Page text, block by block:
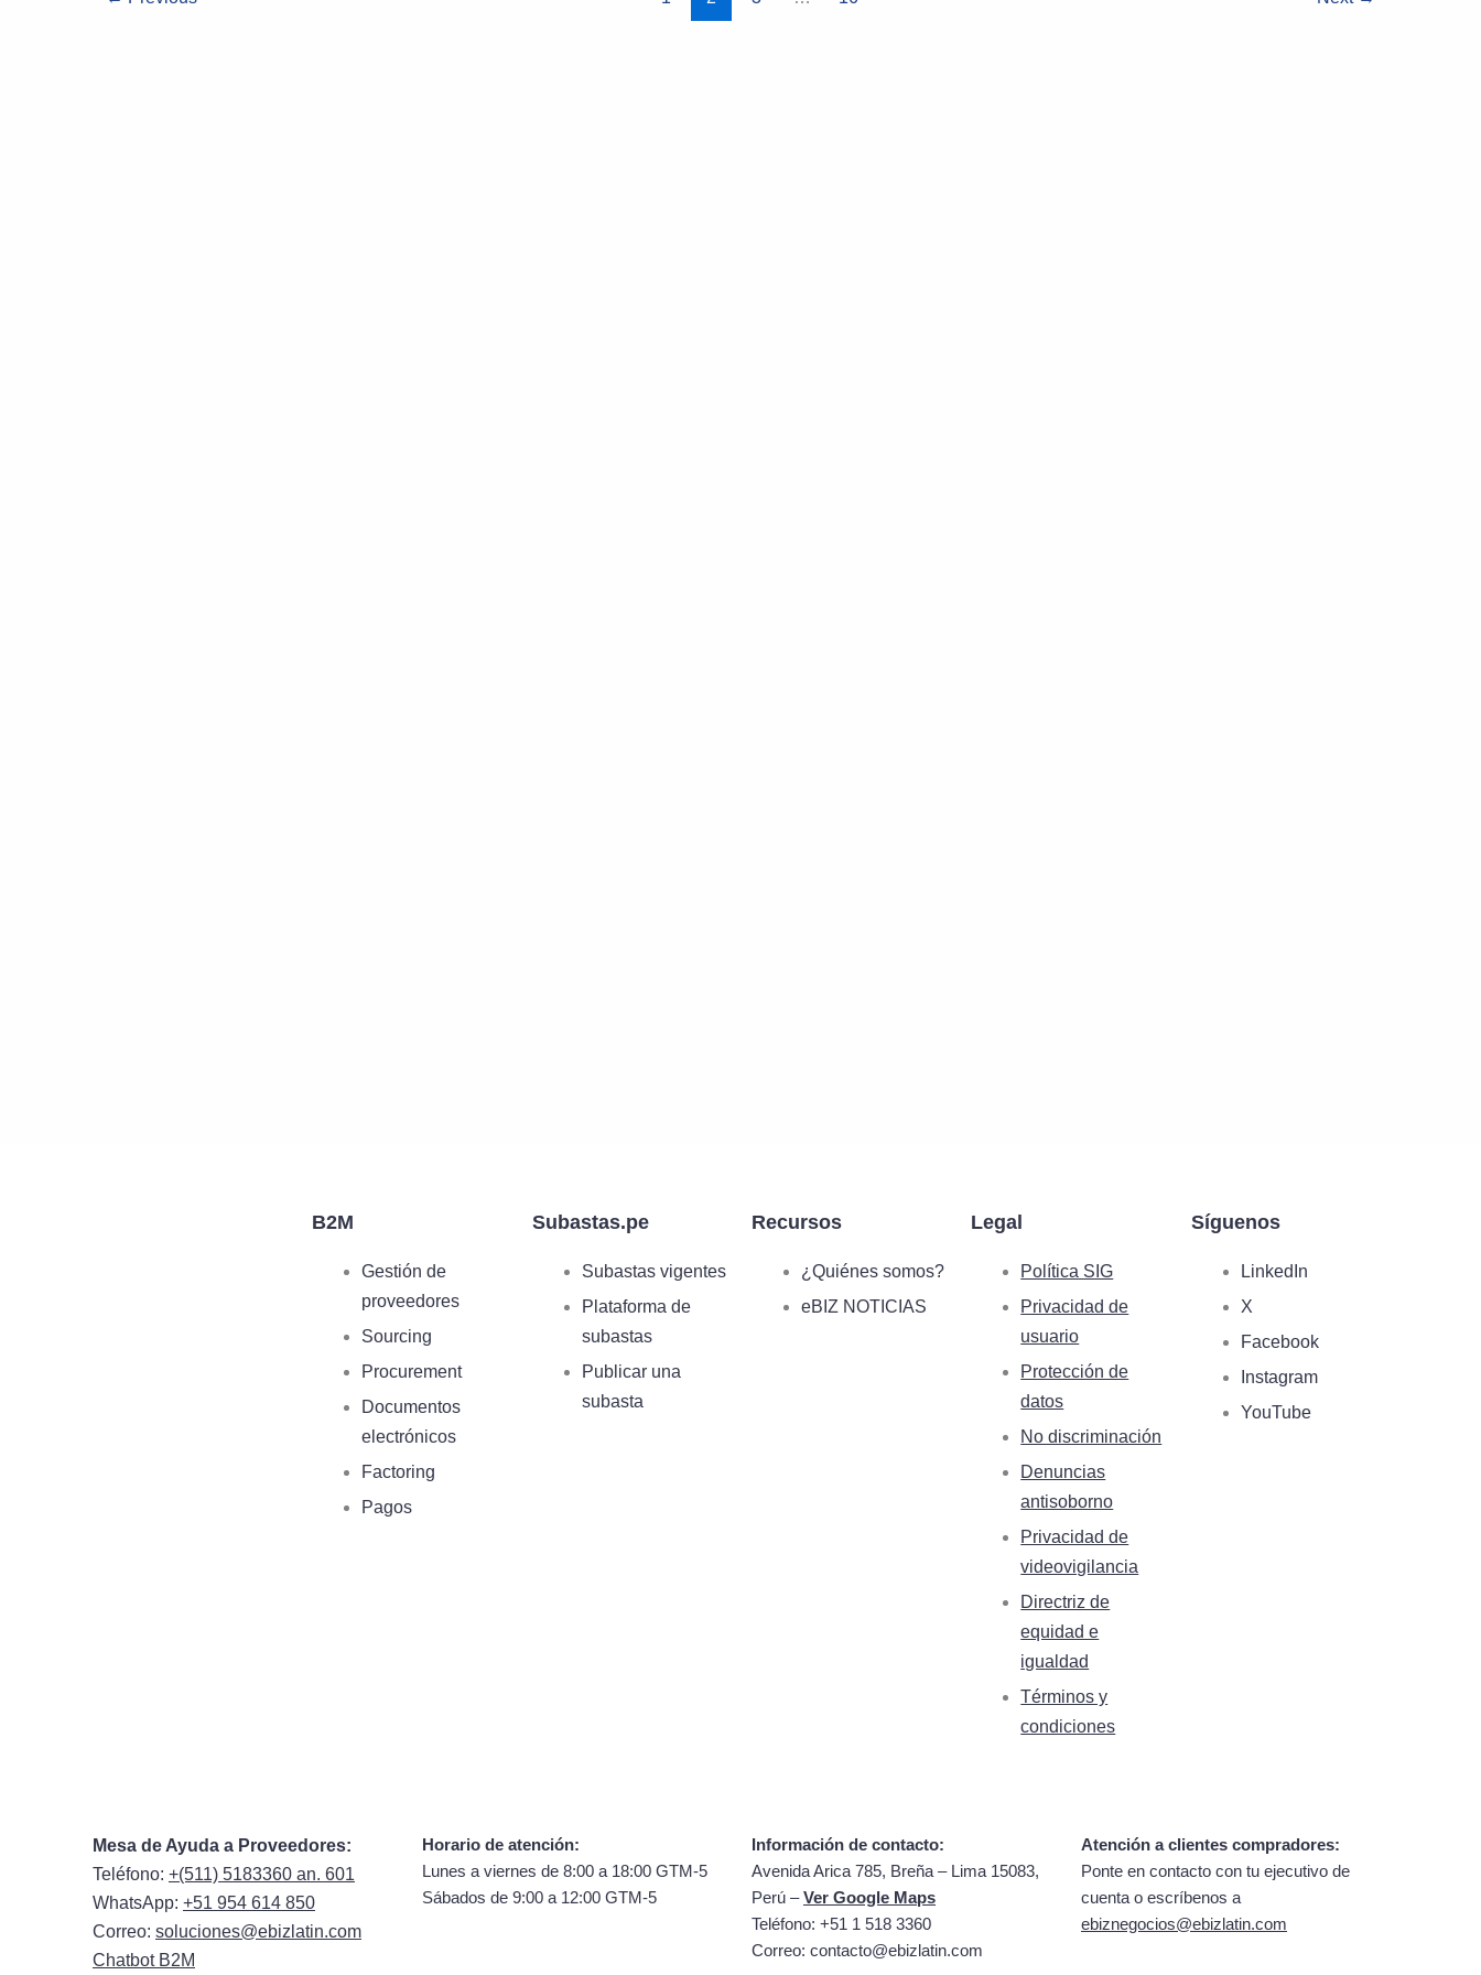
B2M
Gestión de
proveedores
Sourcing
Procurement
Documentos
electrónicos
Factoring
Pagos
Subastas.pe
Subastas vigentes
Plataforma de
subastas
Publicar una
subasta
Recursos
¿Quiénes somos?
eBIZ NOTICIAS
Legal
Política SIG
Privacidad de
usuario
Protección de
datos
No discriminación
Denuncias
antisoborno
Privacidad de
videovigilancia
Directriz de
equidad e
igualdad
Términos y
condiciones
Síguenos
LinkedIn
X
Facebook
Instagram
YouTube
Mesa de Ayuda a Proveedores:
Teléfono: +(511) 5183360 an. 601
WhatsApp: +51 954 614 850
Correo: soluciones@ebizlatin.com
Chatbot B2M
Horario de atención:
Lunes a viernes de 8:00 a 18:00 GTM-5
Sábados de 9:00 a 12:00 GTM-5
Información de contacto:
Avenida Arica 785, Breña – Lima 15083,
Perú –Ver Google Maps
Teléfono: +51 1 518 3360
Correo: contacto@ebizlatin.com
Atención a clientes compradores:
Ponte en contacto con tu ejecutivo de
cuenta o escríbenos a
ebiznegocios@ebizlatin.com